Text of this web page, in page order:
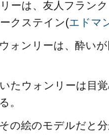
ーは、友人フラン
クステイン(エドマ
ォンリーは、酔い
たウォンリーは目
。
の絵のモデルだと